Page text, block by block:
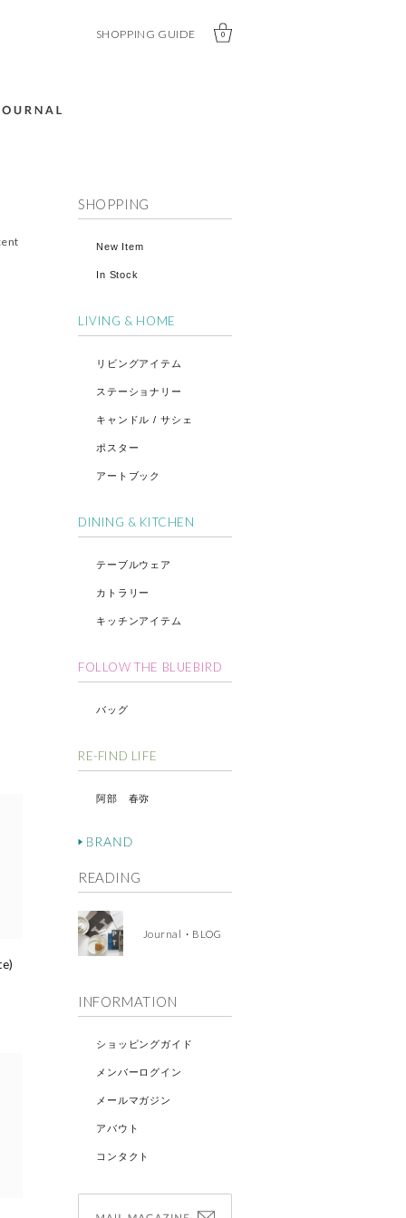
SHOPPING GUIDE 0
SHOPPING
New Item
In Stock
LIVING & HOME
リビングアイテム
ステーショナリー
キャンドル / サシェ
ポスター
アートブック
DINING & KITCHEN
テーブルウェア
カトラリー
キッチンアイテム
FOLLOW THE BLUEBIRD
バッグ
RE-FIND LIFE
阿部 春弥
READING
Journal・BLOG
INFORMATION
ショッピングガイド
メンバーログイン
メールマガジン
アバウト
コンタクト